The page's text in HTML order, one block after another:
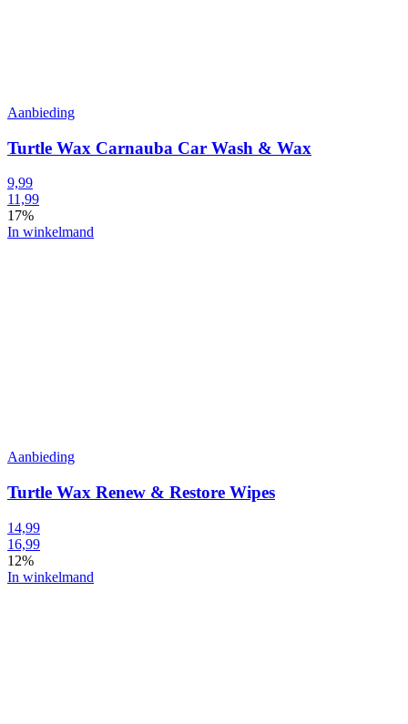
Aanbieding
Turtle Wax Carnauba Car Wash & Wax
9,99
11,99
17%
In winkelmand
Aanbieding
Turtle Wax Renew & Restore Wipes
14,99
16,99
12%
In winkelmand